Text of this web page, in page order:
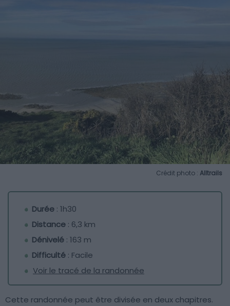
Crédit photo : Alltrails
Durée : 1h30
Distance : 6,3 km
Dénivelé : 163 m
Difficulté : Facile
Voir le tracé de la randonnée
Cette randonnée peut être divisée en deux chapitres.